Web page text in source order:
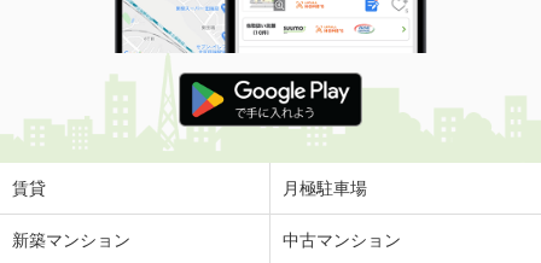
賃貸 月極駐車場
新築マンション 中古マンション